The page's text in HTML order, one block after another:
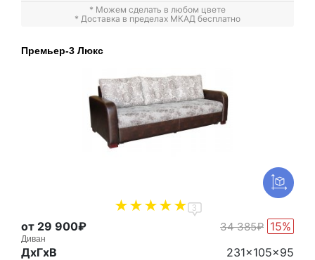
* Можем сделать в любом цвете
* Доставка в пределах МКАД бесплатно
Премьер-3 Люкс
3
от 29 900₽ 34 385₽ 15%
Диван
ДxГxВ 231x105x95